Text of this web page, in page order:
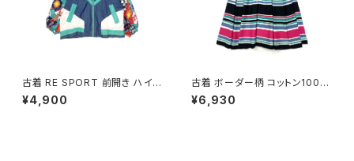
古着 RE SPORT 前開き ハイ
ネック 総柄 ナイロン 長袖 アウ
ター ヘビージャケット 緑 紺 (tt
¥4,900
古着 ボーダー柄 コットン100％
膝丈 スカート 黒 ピンク (ba26
07008)
¥6,930